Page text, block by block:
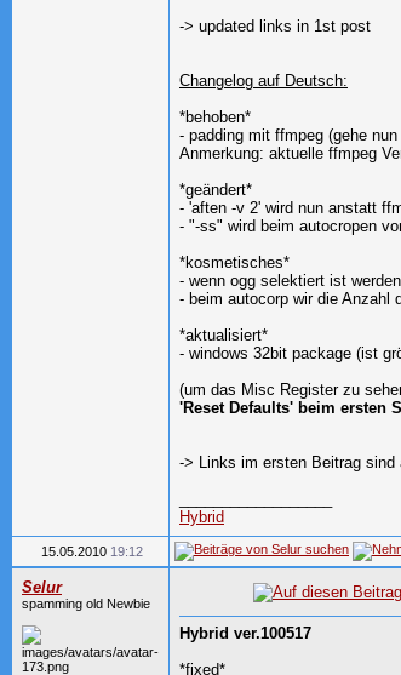
-> updated links in 1st post
Changelog auf Deutsch:
*behoben*
- padding mit ffmpeg (gehe
Anmerkung: aktuelle ffmpeg
*geändert*
- 'aften -v 2' wird nun anstatt
- "-ss" wird beim autocropen
*kosmetisches*
- wenn ogg selektiert ist
- beim autocorp wir die Anzahl
*aktualisiert*
- windows 32bit package (ist
(um das Misc Register zu
'Reset Defaults' beim ersten
-> Links im ersten Beitrag sind
Hybrid
15.05.2010 19:12
Selur
spamming old Newbie
Hybrid ver.100517
*fixed*